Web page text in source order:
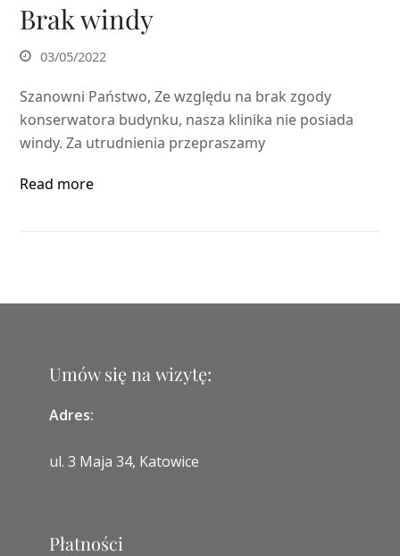
Brak windy
03/05/2022
Szanowni Państwo, Ze względu na brak zgody
konserwatora budynku, nasza klinika nie posiada
windy. Za utrudnienia przepraszamy
Read more
Umów się na wizytę:
Adres:
ul. 3 Maja 34, Katowice
Płatności